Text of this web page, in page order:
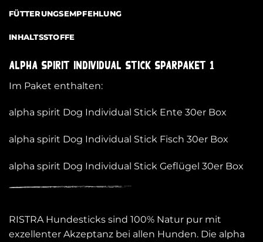
FÜTTERUNGSEMPFEHLUNG
INHALTSSTOFFE
alpha spirit Individual Stick Sparpaket 1
Im Paket enthalten:
alpha spirit Dog Individual Stick Ente 30er Box
alpha spirit Dog Individual Stick Fisch 30er Box
alpha spirit Dog Individual Stick Geflügel 30er Box
RISTRA Hundesticks sind 100% Natur pur mit
exzellenter Akzeptanz bei allen Hunden. Die alpha